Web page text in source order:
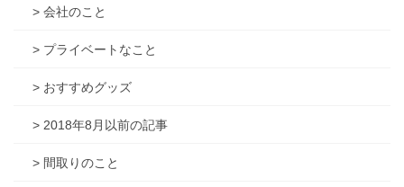
> 会社のこと
> プライベートなこと
> おすすめグッズ
> 2018年8月以前の記事
> 間取りのこと